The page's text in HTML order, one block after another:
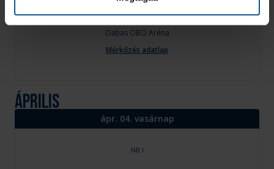
Dabas OBO Aréna
Mérkőzés adatlap
április
ápr. 04. vasárnap
NB I